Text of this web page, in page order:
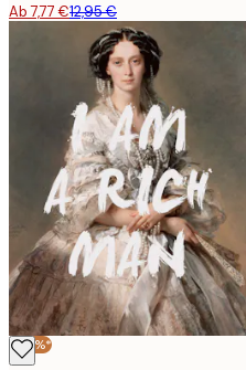
Ab 7,77 €12,95 €
-40%*